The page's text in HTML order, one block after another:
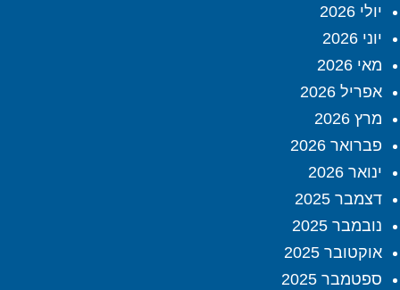
יולי 2026
יוני 2026
מאי 2026
אפריל 2026
מרץ 2026
פברואר 2026
ינואר 2026
דצמבר 2025
נובמבר 2025
אוקטובר 2025
ספטמבר 2025